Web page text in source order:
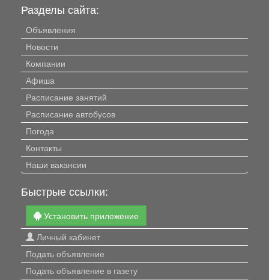
Разделы сайта:
Объявления
Новости
Компании
Афиша
Расписание занятий
Расписание автобусов
Погода
Контакты
Наши вакансии
Быстрые ссылки:
Установить приложение
Личный кабинет
Подать объявление
Подать объявление в газету